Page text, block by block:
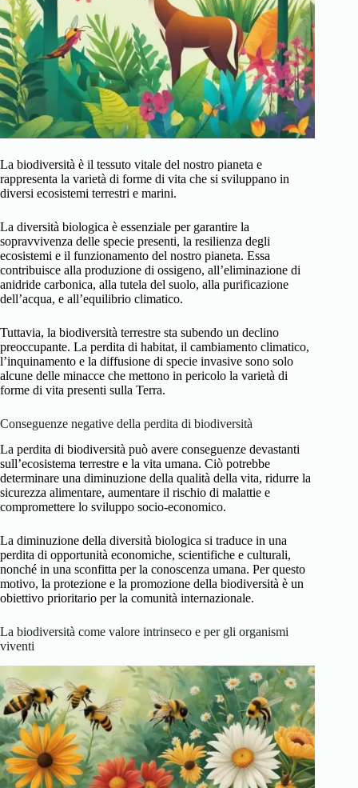
La biodiversità è il tessuto vitale del nostro pianeta e
rappresenta la varietà di forme di vita che si sviluppano in
diversi ecosistemi terrestri e marini.
La diversità biologica è essenziale per garantire la
sopravvivenza delle specie presenti, la resilienza degli
ecosistemi e il funzionamento del nostro pianeta. Essa
contribuisce alla produzione di ossigeno, all’eliminazione di
anidride carbonica, alla tutela del suolo, alla purificazione
dell’acqua, e all’equilibrio climatico.
Tuttavia, la biodiversità terrestre sta subendo un declino
preoccupante. La perdita di habitat, il cambiamento climatico,
l’inquinamento e la diffusione di specie invasive sono solo
alcune delle minacce che mettono in pericolo la varietà di
forme di vita presenti sulla Terra.
Conseguenze negative della perdita di biodiversità
La perdita di biodiversità può avere conseguenze devastanti
sull’ecosistema terrestre e la vita umana. Ciò potrebbe
determinare una diminuzione della qualità della vita, ridurre la
sicurezza alimentare, aumentare il rischio di malattie e
compromettere lo sviluppo socio-economico.
La diminuzione della diversità biologica si traduce in una
perdita di opportunità economiche, scientifiche e culturali,
nonché in una sconfitta per la conoscenza umana. Per questo
motivo, la protezione e la promozione della biodiversità è un
obiettivo prioritario per la comunità internazionale.
La biodiversità come valore intrinseco e per gli organismi
viventi